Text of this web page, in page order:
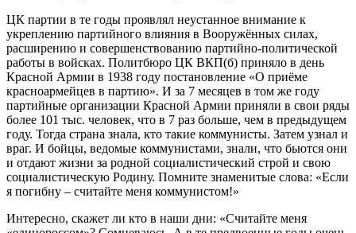
ЦК партии в те годы проявлял неустанное внимание к
укреплению партийного влияния в Вооружённых силах,
расширению и совершенствованию партийно-политической
работы в войсках. Политбюро ЦК ВКП(б) приняло в день
Красной Армии в 1938 году постановление «О приёме
красноармейцев в партию». И за 7 месяцев в том же году
партийные организации Красной Армии приняли в свои ряды
более 101 тыс. человек, что в 7 раз больше, чем в предыдущем
году. Тогда страна знала, кто такие коммунисты. Затем узнал и
враг. И бойцы, ведомые коммунистами, знали, что бьются они
и отдают жизни за родной социалистический строй и свою
социалистическую Родину. Помните знаменитые слова: «Если
я погибну – считайте меня коммунистом!»
Интересно, скажет ли кто в наши дни: «Считайте меня